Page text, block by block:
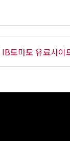
IB토마토 유료사이